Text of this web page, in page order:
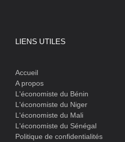
LIENS UTILES
Accueil
A propos
L'économiste du Bénin
L'économiste du Niger
L'économiste du Mali
L'économiste du Sénégal
Politique de confidentialités